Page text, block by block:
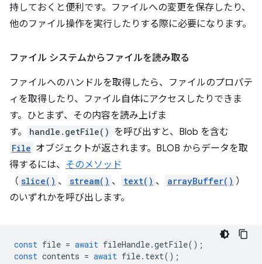
持しておくと便利です。ファイルへの変更を保存したり、
他のファイル操作を実行したりする際に必要になります。
ファイル システムからファイルを読み取る
ファイルへのハンドルを取得したら、ファイルのプロパテ
ィを取得したり、ファイル自体にアクセスしたりできま
す。ひとまず、その内容を読み上げま
す。
handle.getFile() を呼び出すと、Blob を含む
File オブジェクトが返されます。BLOB からデータを取
得するには、 そのメソッド
（ slice() 、 stream() 、 text() 、 arrayBuffer() ）
のいずれかを呼び出します。
const file = await fileHandle.getFile();
const contents = await file. text();